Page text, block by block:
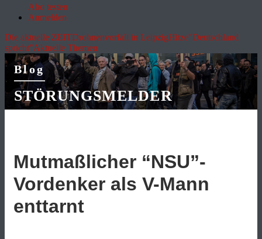
Abo testen
Anmelden
Die aktuelle ZEITDrohnenvorfall in LeipzigHitze"Deutschland
spricht"Aktuelle Themen
Blog
STÖRUNGSMELDER
Mutmaßlicher “NSU”-
Vordenker als V-Mann
enttarnt